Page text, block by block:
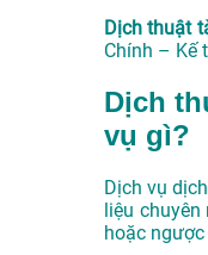
Dịch thuật
Chính – Kế
Dịch
vụ gì?
Dịch vụ
liệu
hoặc ngược